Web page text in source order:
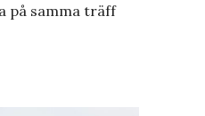
på samma träff